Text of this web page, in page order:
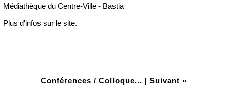
Médiathèque du Centre-Ville - Bastia
Plus d'infos sur le site.
Conférences / Colloque... | Suivant »